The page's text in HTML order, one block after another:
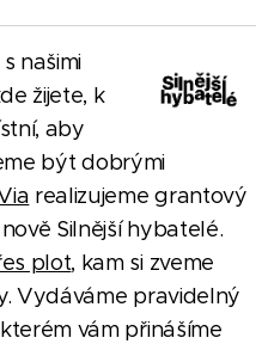
našimi
žijete, k
aby
být dobrými
realizujeme grantový
Silnější hybatelé.
plot, kam si zveme
Vydáváme pravidelný
vám přinášíme